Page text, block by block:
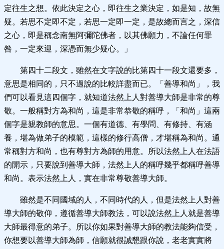
定往生之想。依此決定之心，即往生之業決定，如是知，故無
疑。若思不定即不定，若思一定即一定，是故總而言之，深信
之心，即是稱念南無阿彌陀佛者，以其佛願力，不論任何罪
咎，一定來迎，深憑而無少疑心。」
第四十二段文，雖然在文字說的比第四十一段文還要多，
意思是相同的，只不過說的比較詳盡而已。「善導和尚」，我
們可以看見這四個字，就知道法然上人對善導大師是非常的尊
敬。一般稱對方為和尚，這是非常恭敬的稱呼，「和尚」這兩
個字是親教師的意思。一個有道德、有學問、有修持、有涵
養，堪為做弟子的模範，這樣的修行高僧，才堪稱為和尚。通
常稱對方和尚，也有尊對方為師的用意。所以法然上人在法語
的開示，只要說到善導大師，法然上人的稱呼幾乎都稱呼善導
和尚。表示法然上人，實在非常尊敬善導大師。
雖然是不同國域的人，不同時代的人，但是法然上人對善
導大師的敬仰，遵循善導大師教法，可以說法然上人就是善導
大師最得意的弟子。所以你如果對善導大師的教法能夠信受，
你想要以善導大師為師，信願就很誠懇跟你說，老老實實將